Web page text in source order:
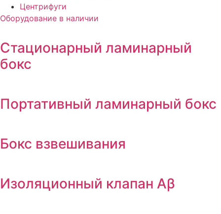
Центрифуги
Оборудование в наличии
Стационарный ламинарный
бокс
Портативный ламинарный бокс
Бокс взвешивания
Изоляционный клапан Αβ